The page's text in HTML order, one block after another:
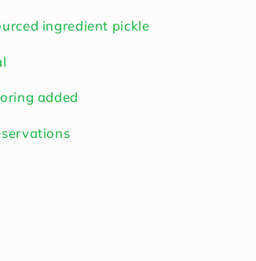
อเรล
ปลา
ingredient pickle
added